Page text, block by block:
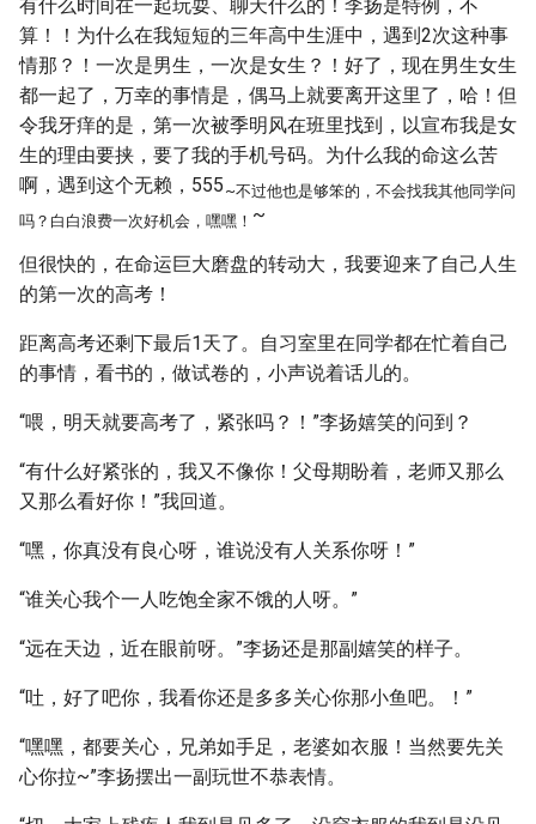
有什么时间在一起玩耍、聊天什么的！李扬是特例，不
算！！为什么在我短短的三年高中生涯中，遇到2次这种事
情那？！一次是男生，一次是女生？！好了，现在男生女生
都一起了，万幸的事情是，偶马上就要离开这里了，哈！但
令我牙痒的是，第一次被季明风在班里找到，以宣布我是女
生的理由要挟，要了我的手机号码。为什么我的命这么苦
啊，遇到这个无赖，555 ~不过他也是够笨的，不会找我其他同学问
吗？白白浪费一次好机会，嘿嘿！ ~
但很快的，在命运巨大磨盘的转动大，我要迎来了自己人生
的第一次的高考！
距离高考还剩下最后1天了。自习室里在同学都在忙着自己
的事情，看书的，做试卷的，小声说着话儿的。
“喂，明天就要高考了，紧张吗？！”李扬嬉笑的问到？
“有什么好紧张的，我又不像你！父母期盼着，老师又那么
又那么看好你！”我回道。
“嘿，你真没有良心呀，谁说没有人关系你呀！”
“谁关心我个一人吃饱全家不饿的人呀。”
“远在天边，近在眼前呀。”李扬还是那副嬉笑的样子。
“吐，好了吧你，我看你还是多多关心你那小鱼吧。！”
“嘿嘿，都要关心，兄弟如手足，老婆如衣服！当然要先关
心你拉~”李扬摆出一副玩世不恭表情。